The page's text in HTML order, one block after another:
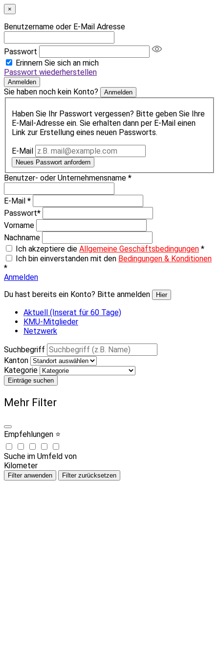
×
Benutzername oder E-Mail Adresse
Passwort
Erinnern Sie sich an mich
Passwort wiederherstellen
Anmelden
Sie haben noch kein Konto? Anmelden
Haben Sie Ihr Passwort vergessen? Bitte geben Sie Ihre
E-Mail-Adresse ein. Sie erhalten dann per E-Mail einen
Link zur Erstellung eines neuen Passworts.
E-Mail
Neues Passwort anfordern
Benutzer- oder Unternehmensname *
E-Mail *
Passwort*
Vorname
Nachname
Ich akzeptiere die Allgemeine Geschäftsbedingungen *
Ich bin einverstanden mit den Bedingungen & Konditionen
*
Anmelden
Du hast bereits ein Konto? Bitte anmelden
Hier
Aktuell (Inserat für 60 Tage)
KMU-Mitglieder
Netzwerk
Suchbegriff
Kanton
Kategorie
Einträge suchen
Mehr Filter
Empfehlungen ⭐
Suche im Umfeld von
Kilometer
Filter anwenden Filter zurücksetzen